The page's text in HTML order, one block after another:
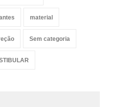
material
Sem categoria